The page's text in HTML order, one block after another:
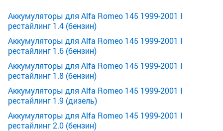
Аккумуляторы для Alfa Romeo 145 1999-2001 I
рестайлинг 1.4 (бензин)
Аккумуляторы для Alfa Romeo 145 1999-2001 I
рестайлинг 1.6 (бензин)
Аккумуляторы для Alfa Romeo 145 1999-2001 I
рестайлинг 1.8 (бензин)
Аккумуляторы для Alfa Romeo 145 1999-2001 I
рестайлинг 1.9 (дизель)
Аккумуляторы для Alfa Romeo 145 1999-2001 I
рестайлинг 2.0 (бензин)